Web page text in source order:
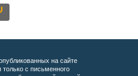
на сайте
только с письменного